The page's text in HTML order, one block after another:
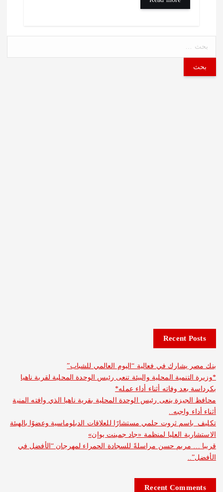
Recent
في فعالية “اليوم العالمي للشباب”
المحلية والبيئة تنعى رئيس الوحدة المحلية لقرية ناهيا
وفاته أثناء أداء عمله*
ينعى رئيس الوحدة المحلية بقرية ناهيا الذي وافته المنية
ثروت حلمي مستشارًا للعلاقات الدبلوماسية وعضوًا بالهيئة
العليا لمنظمة «جاد جمينت يوإن»
حسن مراسلةً للسجادة الحمراء لمهرجان “الأفضل في
Recent